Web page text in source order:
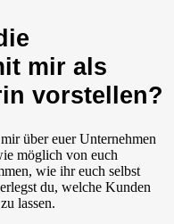
mir als
vorstellen?
über euer Unternehmen
möglich von euch
wie ihr euch selbst
du, welche Kunden
lassen.